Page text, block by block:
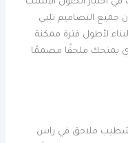
اختيار الحلول الأنسب
جميع التصاميم تلبي
لأطول فترة ممكنة.
يمنحك ملحقًا مصممًا
تشطيب ملاحق في راس